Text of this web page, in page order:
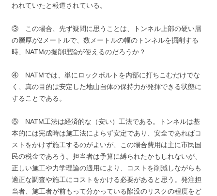
われていたと報道されている。
③ この場合、先ず疑問に思うことは、トンネル上部の硬い層
の層厚が2メートルで、数メートルの幅のトンネルを掘削する
時、NATMの掘削理論が使えるのだろうか？
④ NATMでは、単にロックボルトを内部に打ちこむだけでな
く、真の目的は安定した地山自体の保持力が発揮できる状態に
することである。
⑤ NATM工法は経済的な（安い）工法である。トンネルは基
本的には完成時は施工法によらず安定であり、安全であればコ
ストをかけず施工するのがよいが、この場合費用は主に市民国
民の税金であろう。担当者は予算に縛られたかもしれないが、
正しい施工や力学理論の適用により、コストを削減しながらも
適正な調査や施工にコストをかける必要があると思う。発注担
当者、施工者が前もって分かっている陥没のリスクの程度をど